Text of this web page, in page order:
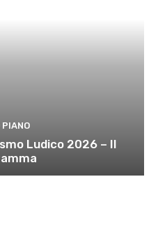
PIANO
Ludico 2026 – Il